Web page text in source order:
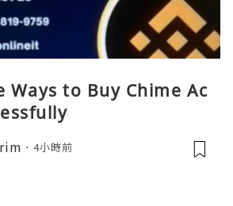
Ways to Buy Chime Ac
4小時前